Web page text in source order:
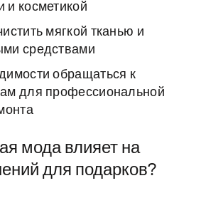
и косметикой
мягкой тканью и
средствами
обращаться к
для профессиональной
мода влияет на
для подарков?